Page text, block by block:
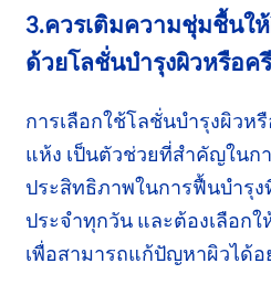
3.ควรเติมความชุ่มชื้นใ
ด้วยโลชั่นบำรุงผิวหรือค
การเลือกใช้โลชั่นบำรุงผิวห
แห้ง เป็นตัวช่วยที่สำคัญในก
ประสิทธิภาพในการฟื้นบำรุง
ประจำทุกวัน และต้องเลือกใ
เพื่อสามารถแก้ปัญหาผิวได้อ